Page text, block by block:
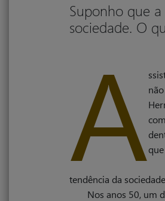
Suponho que
sociedade. O
A
tendência da
Nos anos 50, um